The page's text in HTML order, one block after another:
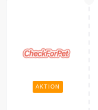
AKTION